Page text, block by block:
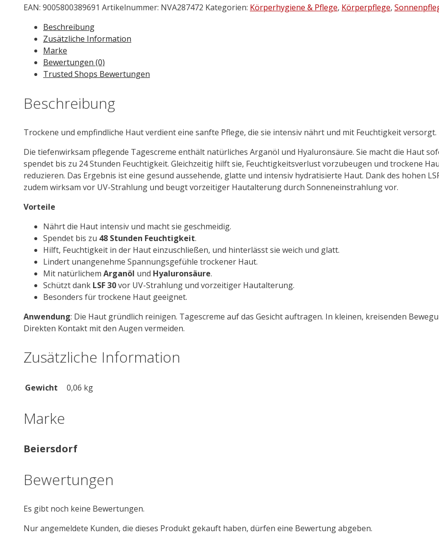
Tagespflege
LSF
Menge
EAN: 9005800389691 Artikelnummer: NVA287472 Kategorien: Körperhygiene & Pflege, Körperpflege,
Beschreibung
Zusätzliche Information
Marke
Bewertungen (0)
Trusted Shops Bewertungen
Beschreibung
Trockene und empfindliche Haut verdient eine sanfte Pflege, die sie intensiv nährt und mit Feuchtigkeit versorgt.
Die tiefenwirksam pflegende Tagescreme enthält natürliches Arganöl und Hyaluronsäure. Sie macht die Haut
spendet bis zu 24 Stunden Feuchtigkeit. Gleichzeitig hilft sie, Feuchtigkeitsverlust vorzubeugen und trockene
reduzieren. Das Ergebnis ist eine gesund aussehende, glatte und intensiv hydratisierte Haut. Dank des hohen
zudem wirksam vor UV-Strahlung und beugt vorzeitiger Hautalterung durch Sonneneinstrahlung vor.
Vorteile
Nährt die Haut intensiv und macht sie geschmeidig.
Spendet bis zu 48 Stunden Feuchtigkeit.
Hilft, Feuchtigkeit in der Haut einzuschließen, und hinterlässt sie weich und glatt.
Lindert unangenehme Spannungsgefühle trockener Haut.
Mit natürlichem Arganöl und Hyaluronsäure.
Schützt dank LSF 30vor UV-Strahlung und vorzeitiger Hautalterung.
Besonders für trockene Haut geeignet.
Anwendung: Die Haut gründlich reinigen. Tagescreme auf das Gesicht auftragen. In kleinen, kreisenden
Direkten Kontakt mit den Augen vermeiden.
Zusätzliche Information
Gewicht 0,06 kg
Marke
Beiersdorf
Bewertungen
Es gibt noch keine Bewertungen.
Nur angemeldete Kunden, die dieses Produkt gekauft haben, dürfen eine Bewertung abgeben.